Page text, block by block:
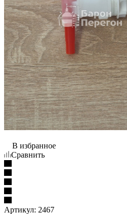
В избранное
Сравнить
Артикул: 2467